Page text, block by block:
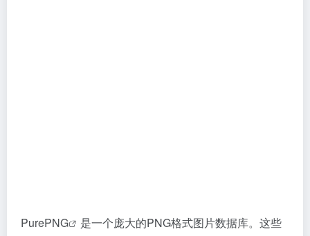
PurePNG
是一个庞大的PNG格式图片数据库。这些